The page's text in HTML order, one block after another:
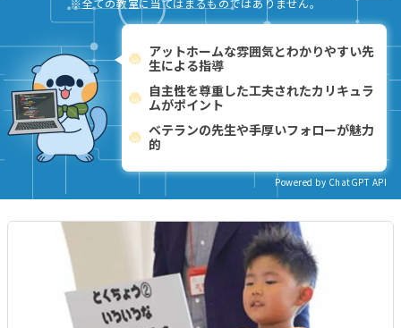
アットホームな雰囲気とわかりやすい先
生による指導
自主性を尊重した工夫されたカリキュラ
ムがポイント
ベテランの先生や手厚いフォローが魅力
的
Powered by ChatGPT API